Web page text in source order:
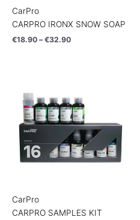
CarPro
CARPRO IRONX SNOW SOAP
€18.90 – €32.90
CarPro
CARPRO SAMPLES KIT